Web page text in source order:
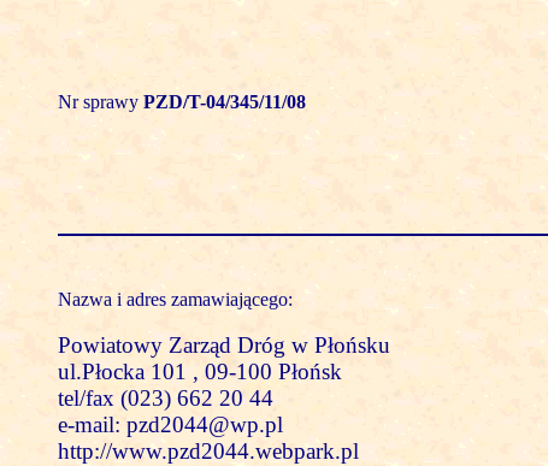
Nr sprawy PZD/T-04/345/11/08
Nazwa i adres zamawiającego:
Powiatowy Zarząd Dróg w Płońsku
ul.Płocka 101 , 09-100 Płońsk
tel/fax (023) 662 20 44
e-mail: pzd2044@wp.pl
http://www.pzd2044.webpark.pl